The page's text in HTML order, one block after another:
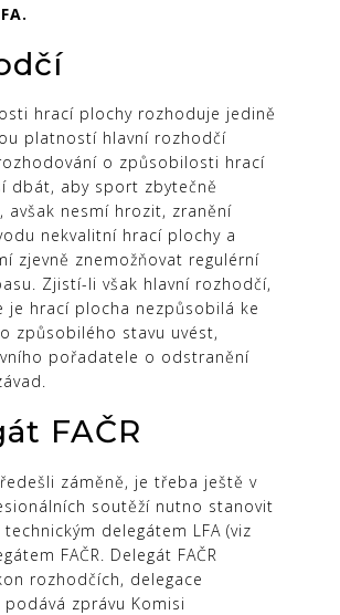
hrací plochy rozhoduje jedině
platností hlavní rozhodčí
o způsobilosti hrací
dbát, aby sport zbytečně
avšak nesmí hrozit, zranění
nekvalitní hrací plochy a
zjevně znemožňovat regulérní
Zjistí-li však hlavní rozhodčí,
je hrací plocha nezpůsobilá ke
způsobilého stavu uvést,
pořadatele o odstranění
FAČR
záměně, je třeba ještě v
soutěží nutno stanovit
delegátem LFA (viz
FAČR. Delegát FAČR
rozhodčích, delegace
zprávu Komisi